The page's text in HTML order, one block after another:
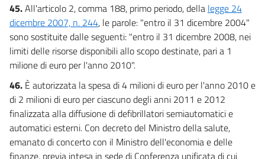
45.All'articolo 2, comma 188, primo periodo, della legge 24
dicembre 2007, n. 244, le parole: "entro il 31 dicembre 2004"
sono sostituite dalle seguenti: "entro il 31 dicembre 2008, nei
limiti delle risorse disponibili allo scopo destinate, pari a 1
milione di euro per l'anno 2010".
46. È autorizzata la spesa di 4 milioni di euro per l'anno 2010 e
di 2 milioni di euro per ciascuno degli anni 2011 e 2012
finalizzata alla diffusione di defibrillatori semiautomatici e
automatici esterni. Con decreto del Ministro della salute,
emanato di concerto con il Ministro dell'economia e delle
finanze, previa intesa in sede di Conferenza unificata di cui